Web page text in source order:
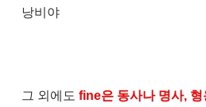
낭비야
그 외에도 fine은 동사나 명사, 형